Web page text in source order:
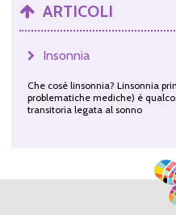
ARTICOLI
Insonnia
Che cosè linsonnia? Linsonnia
problematiche mediche) è
transitoria legata al sonno